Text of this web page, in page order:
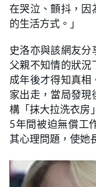
在哭泣、顫抖，因
的生活方式。」
史洛亦與該網友
父親不知情的狀況
成年後才得知真相
家出走，當局發現
構「抹大拉洗衣房
5年間被迫無償工
其心理問題，使她